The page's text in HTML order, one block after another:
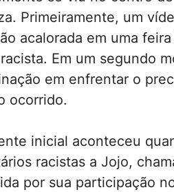
Primeiramente, um
acalorada em uma
Em um segundo
em enfrentar o
ocorrido.
inicial aconteceu
racistas a Jojo,
por sua participação